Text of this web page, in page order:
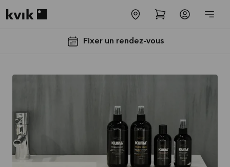
Fixer un rendez-vous
Jusqu'à
5000€
d'appareils